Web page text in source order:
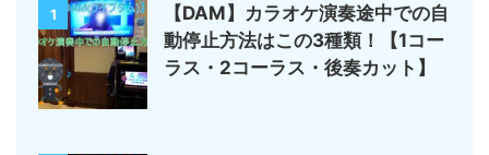
1
【DAM】カラオケ演奏途中での自
動停止方法はこの3種類！【1コー
ラス・2コーラス・後奏カット】